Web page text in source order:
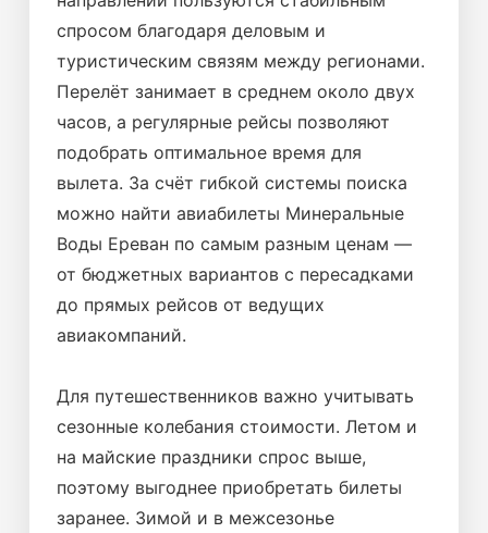
спросом благодаря деловым и
туристическим связям между регионами.
Перелёт занимает в среднем около двух
часов, а регулярные рейсы позволяют
подобрать оптимальное время для
вылета. За счёт гибкой системы поиска
можно найти авиабилеты Минеральные
Воды Ереван по самым разным ценам —
от бюджетных вариантов с пересадками
до прямых рейсов от ведущих
авиакомпаний.
Для путешественников важно учитывать
сезонные колебания стоимости. Летом и
на майские праздники спрос выше,
поэтому выгоднее приобретать билеты
заранее. Зимой и в межсезонье